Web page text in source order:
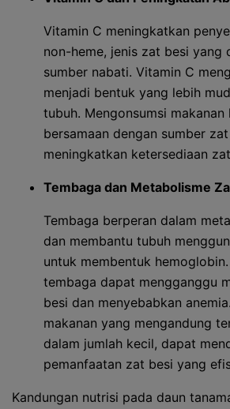
Vitamin C meningkatkan
non-heme, jenis zat besi yang
sumber nabati. Vitamin C
menjadi bentuk yang lebih
tubuh. Mengonsumsi
bersamaan dengan sumber
meningkatkan ketersediaan
Tembaga dan Metabolisme
Tembaga berperan dalam
dan membantu tubuh
untuk membentuk
tembaga dapat mengganggu
besi dan menyebabkan
makanan yang mengandung
dalam jumlah kecil, dapat
pemanfaatan zat besi yang
Kandungan nutrisi pada daun